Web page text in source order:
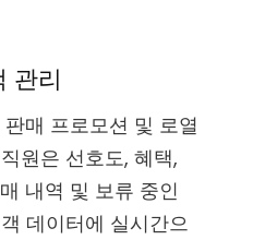
관리
매 프로모션 및 로열
원은 선호도, 혜택,
내역 및 보류 중인
데이터에 실시간으